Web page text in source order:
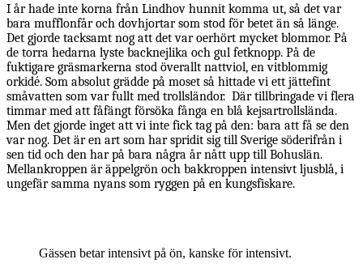
I år hade inte korna från Lindhov hunnit komma ut, så det var
bara mufflonfår och dovhjortar som stod för betet än så länge.
Det gjorde tacksamt nog att det var oerhört mycket blommor. På
de torra hedarna lyste backnejlika och gul fetknopp. På de
fuktigare gräsmarkerna stod överallt nattviol, en vitblommig
orkidé. Som absolut grädde på moset så hittade vi ett jättefint
småvatten som var fullt med trollsländor. Där tillbringade vi flera
timmar med att fåfängt försöka fånga en blå kejsartrollslända.
Men det gjorde inget att vi inte fick tag på den: bara att få se den
var nog. Det är en art som har spridit sig till Sverige söderifrån i
sen tid och den har på bara några år nått upp till Bohuslän.
Mellankroppen är äppelgrön och bakkroppen intensivt ljusblå, i
ungefär samma nyans som ryggen på en kungsfiskare.
Gässen betar intensivt på ön, kanske för intensivt.